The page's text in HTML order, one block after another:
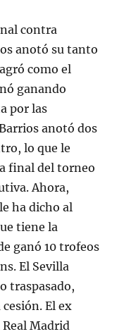
contra
anotó su tanto
como el
ganando
por las
anotó dos
lo que le
final del torneo
Ahora,
ha dicho al
tiene la
ganó 10 trofeos
El Sevilla
traspasado,
El ex
Madrid